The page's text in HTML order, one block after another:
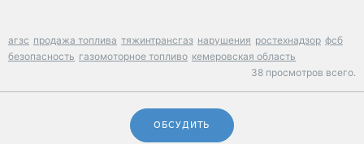
агзс продажа топлива тяжинтрансгаз нарушения ростехнадзор фсб
безопасность газомоторное топливо кемеровская область
38 просмотров всего.
ОБСУДИТЬ